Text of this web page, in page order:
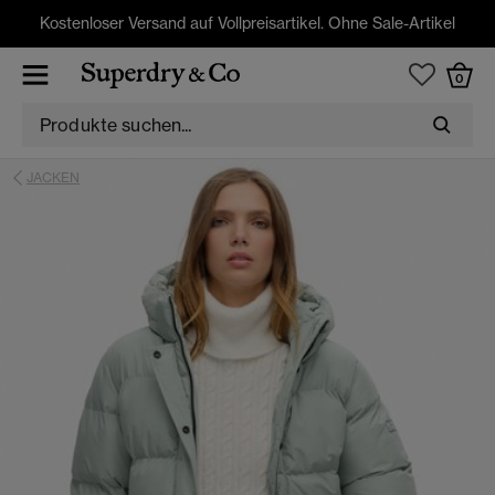
Kostenloser Versand auf Vollpreisartikel. Ohne Sale-Artikel
0
JACKEN